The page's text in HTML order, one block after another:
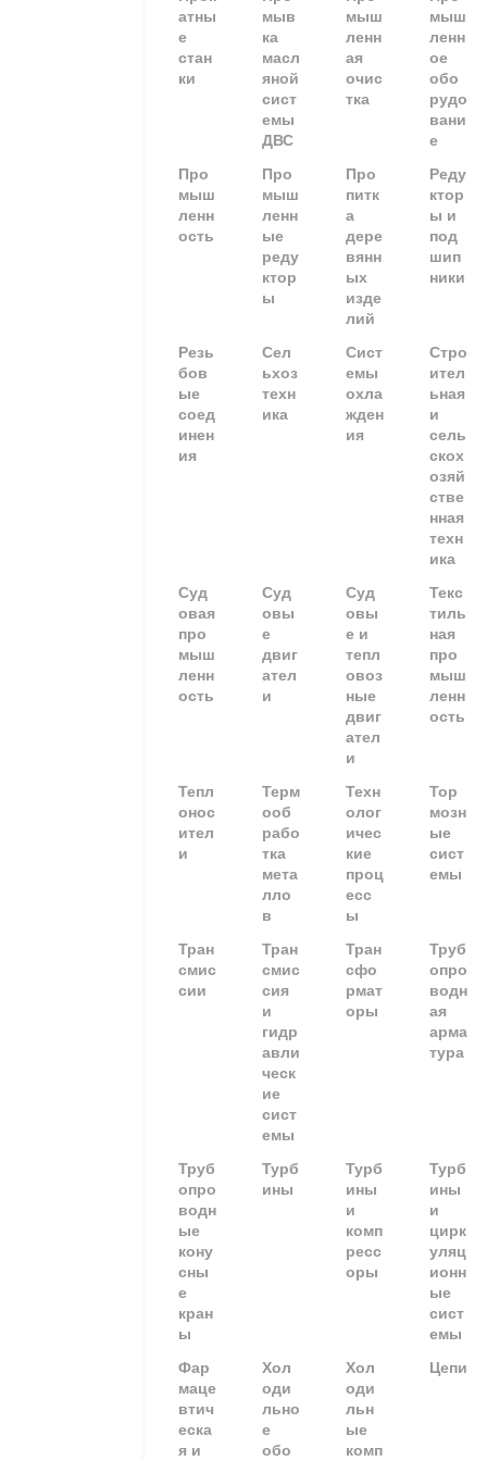
атны
е
стан
ки
мыв
ка
масл
яной
сист
емы
ДВС
мыш
ленн
ая
очис
тка
мыш
ленн
ое
обо
рудо
вани
е
Про
мыш
ленн
ость
Про
мыш
ленн
ые
реду
ктор
ы
Про
питк
а
дере
вянн
ых
изде
лий
Реду
ктор
ы и
под
шип
ники
Резь
бов
ые
соед
инен
ия
Сел
ьхоз
техн
ика
Сист
емы
охла
жден
ия
Стро
ител
ьная
и
сель
скох
озяй
стве
нная
техн
ика
Суд
овая
про
мыш
ленн
ость
Суд
овы
е
двиг
ател
и
Суд
овы
е и
тепл
овоз
ные
двиг
ател
и
Текс
тиль
ная
про
мыш
ленн
ость
Тепл
онос
ител
и
Терм
ооб
рабо
тка
мета
лло
в
Техн
олог
ичес
кие
проц
есс
ы
Тор
мозн
ые
сист
емы
Тран
смис
сии
Тран
смис
сия
и
гидр
авли
ческ
ие
сист
емы
Тран
сфо
рмат
оры
Труб
опро
водн
ая
арма
тура
Труб
опро
водн
ые
кону
сны
е
кран
ы
Турб
ины
Турб
ины
и
комп
ресс
оры
Турб
ины
и
цирк
уляц
ионн
ые
сист
емы
Фар
маце
втич
еска
я и
Хол
оди
льно
е
обо
Хол
оди
льн
ые
комп
Цепи